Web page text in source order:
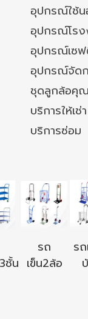
อุปกรณ์ใช้น
อุปกรณ์โรง
อุปกรณ์เซ
อุปกรณ์จัดก
ชุดลูกล้อคุ
บริการให้เช่า
บริการซ่อม
ชั้น
รถ
เข็น2ล้อ
ร